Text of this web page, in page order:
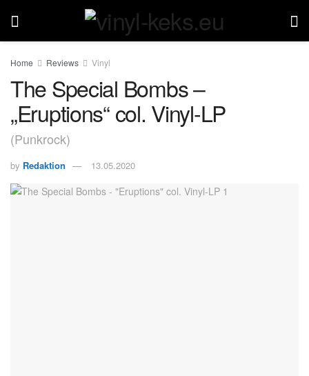
Home Reviews Vinyl
The Special Bombs –
„Eruptions“ col. Vinyl-LP
(Punkrock)
by Redaktion 13.05.2020